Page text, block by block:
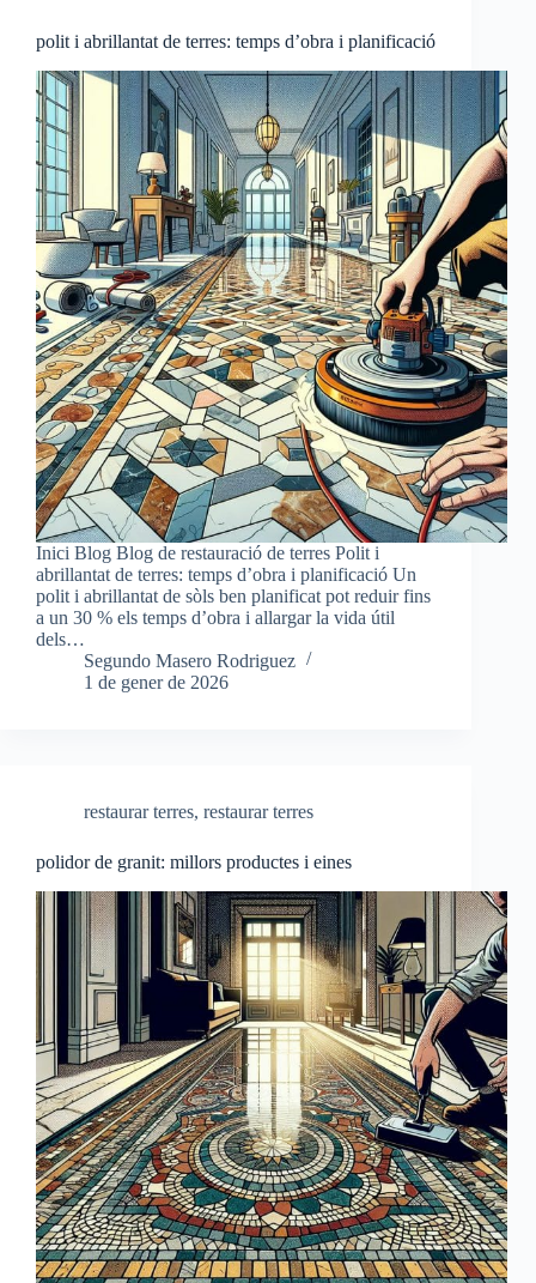
polit i abrillantat de terres: temps d’obra i planificació
Inici Blog Blog de restauració de terres Polit i
abrillantat de terres: temps d’obra i planificació Un
polit i abrillantat de sòls ben planificat pot reduir fins
a un 30 % els temps d’obra i allargar la vida útil
dels…
Segundo Masero Rodriguez
1 de gener de 2026
restaurar terres, restaurar terres
polidor de granit: millors productes i eines